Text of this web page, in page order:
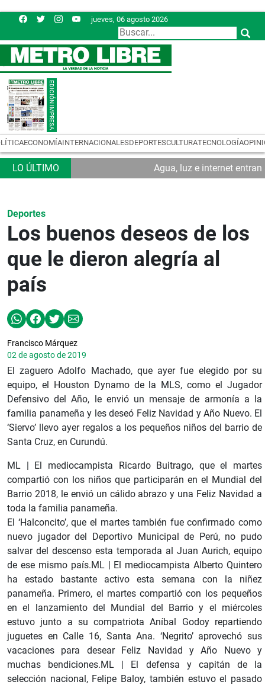
jueves, 06 agosto 2026
ECONOMÍAINTERNACIONALESDEPORTESCULTURATECNOLOGÍA
Agua, luz e internet
Deportes
Los buenos deseos de los
que le dieron alegría al
país
Francisco Márquez
02 de agosto de 2019
El zaguero Adolfo Machado, que ayer fue elegido por su
equipo, el Houston Dynamo de la MLS, como el Jugador
Defensivo del Año, le envió un mensaje de armonía a la
familia panameña y les deseó Feliz Navidad y Año Nuevo. El
‘Siervo’ llevo ayer regalos a los pequeños niños del barrio de
Santa Cruz, en Curundú.
ML | El mediocampista Ricardo Buitrago, que el martes
compartió con los niños que participarán en el Mundial del
Barrio 2018, le envió un cálido abrazo y una Feliz Navidad a
toda la familia panameña.
El ‘Halconcito’, que el martes también fue confirmado como
nuevo jugador del Deportivo Municipal de Perú, no pudo
salvar del descenso esta temporada al Juan Aurich, equipo
de ese mismo país.ML | El mediocampista Alberto Quintero
ha estado bastante activo esta semana con la niñez
panameña. Primero, el martes compartió con los pequeños
en el lanzamiento del Mundial del Barrio y el miércoles
estuvo junto a su compatriota Aníbal Godoy repartiendo
juguetes en Calle 16, Santa Ana. ‘Negrito’ aprovechó sus
vacaciones para desear Feliz Navidad y Año Nuevo y
muchas bendiciones.ML | El defensa y capitán de la
selección nacional, Felipe Baloy, también estuvo el pasado